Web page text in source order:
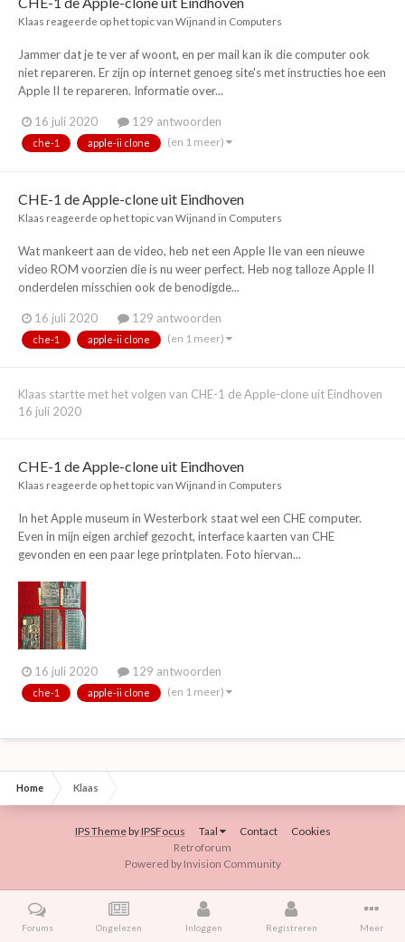
Klaas reageerde op het topic van Wijnand in Computers
Jammer dat je te ver af woont, en per mail kan ik die computer ook
niet repareren. Er zijn op internet genoeg site's met instructies hoe een
Apple II te repareren. Informatie over...
16 juli 2020 129 antwoorden
che-1 apple-ii clone (en 1 meer)
CHE-1 de Apple-clone uit Eindhoven
Klaas reageerde op het topic van Wijnand in Computers
Wat mankeert aan de video, heb net een Apple IIe van een nieuwe
video ROM voorzien die is nu weer perfect. Heb nog talloze Apple II
onderdelen misschien ook de benodigde...
16 juli 2020 129 antwoorden
che-1 apple-ii clone (en 1 meer)
Klaas startte met het volgen van CHE-1 de Apple-clone uit Eindhoven
16 juli 2020
CHE-1 de Apple-clone uit Eindhoven
Klaas reageerde op het topic van Wijnand in Computers
In het Apple museum in Westerbork staat wel een CHE computer.
Even in mijn eigen archief gezocht, interface kaarten van CHE
gevonden en een paar lege printplaten. Foto hiervan...
16 juli 2020 129 antwoorden
che-1 apple-ii clone (en 1 meer)
Home Klaas
IPS ThemebyIPSFocus Taal Contact
Cookies
Retroforum
Powered by Invision Community
Forums Ongelezen Inloggen Registreren Meer